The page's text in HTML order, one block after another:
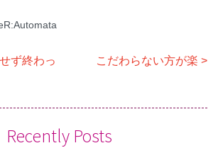
ず終わっ
こだわらない方が楽
Recently Posts